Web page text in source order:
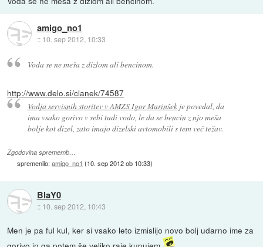
amigo_no1
:: 10. sep 2012, 10:33
Voda se ne meša z dizlom ali bencinom.
http://www.delo.si/clanek/74587
Vodja servisnih storitev v AMZS Igor Marinšekje povedal, da
ima vsako gorivo v sebi tudi vodo, le da se bencin z njo meša
bolje kot dizel, zato imajo dizelski avtomobili s tem več težav.
Zgodovina sprememb…
spremenilo:amigo_no1 (10. sep 2012 ob 10:33)
BlaY0
:: 10. sep 2012, 10:43
Men je pa ful kul, ker si vsako leto izmislijo novo bolj udarno ime za